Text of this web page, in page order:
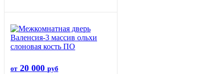
от 20 000 руб